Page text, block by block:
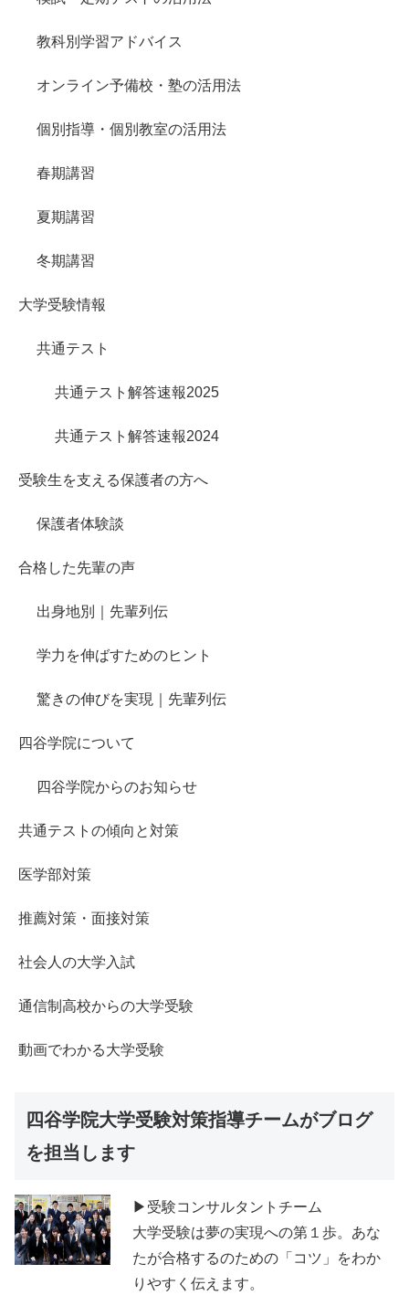
教科別学習アドバイス
オンライン予備校・塾の活用法
個別指導・個別教室の活用法
春期講習
夏期講習
冬期講習
大学受験情報
共通テスト
共通テスト解答速報2025
共通テスト解答速報2024
受験生を支える保護者の方へ
保護者体験談
合格した先輩の声
出身地別｜先輩列伝
学力を伸ばすためのヒント
驚きの伸びを実現｜先輩列伝
四谷学院について
四谷学院からのお知らせ
共通テストの傾向と対策
医学部対策
推薦対策・面接対策
社会人の大学入試
通信制高校からの大学受験
動画でわかる大学受験
四谷学院大学受験対策指導チームがブログ
を担当します
▶受験コンサルタントチーム
大学受験は夢の実現への第１歩。あな
たが合格するのための「コツ」をわか
りやすく伝えます。